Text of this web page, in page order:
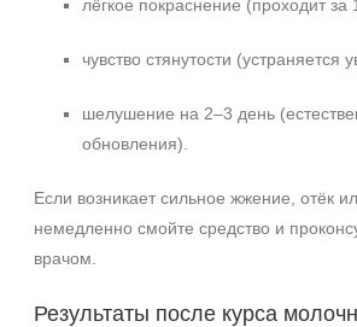
лёгкое покраснение (проходит за
чувство стянутости (устраняется
шелушение на 2–3 день
обновления).
Если возникает сильное жжение, отёк
немедленно смойте средство и
врачом.
Результаты после курса